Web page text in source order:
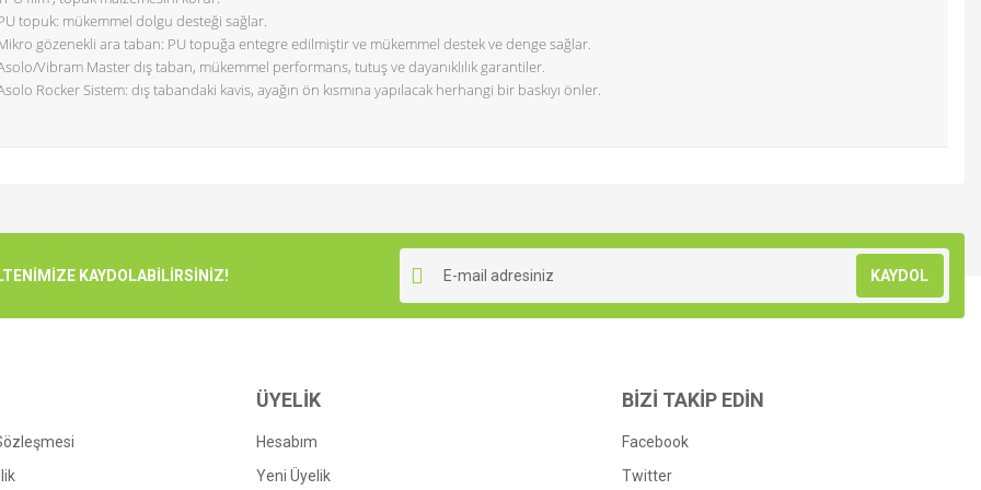
topuk: mükemmel dolgu desteği sağlar.
gözenekli ara taban: PU topuğa entegre edilmiştir ve mükemmel destek ve denge sağlar.
Vibram Master dış taban, mükemmel performans, tutuş ve dayanıklılık garantiler.
Rocker Sistem: dış tabandaki kavis, ayağın ön kısmına yapılacak herhangi bir baskıyı önler.
KAYDOLABİLİRSİNİZ! KAYDOL
ÜYELİK
Hesabım
Yeni Üyelik
BİZİ TAKİP EDİN
Facebook
Twitter